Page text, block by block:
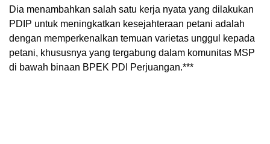
Dia menambahkan salah satu kerja nyata yang dilakukan
PDIP untuk meningkatkan kesejahteraan petani adalah
dengan memperkenalkan temuan varietas unggul kepada
petani, khususnya yang tergabung dalam komunitas MSP
di bawah binaan BPEK PDI Perjuangan.***